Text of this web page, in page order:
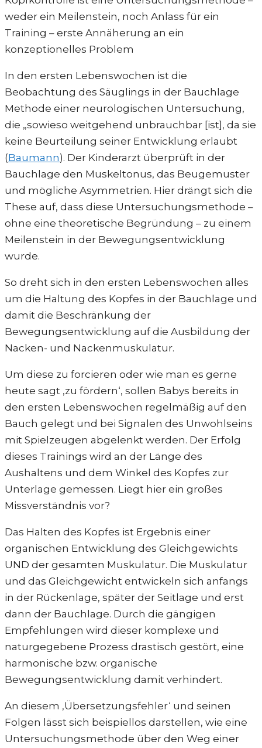
weder ein Meilenstein, noch Anlass für ein
Training – erste Annäherung an ein
konzeptionelles Problem
In den ersten Lebenswochen ist die
Beobachtung des Säuglings in der Bauchlage
Methode einer neurologischen Untersuchung,
die „sowieso weitgehend unbrauchbar [ist], da sie
keine Beurteilung seiner Entwicklung erlaubt
(Baumann). Der Kinderarzt überprüft in der
Bauchlage den Muskeltonus, das Beugemuster
und mögliche Asymmetrien. Hier drängt sich die
These auf, dass diese Untersuchungsmethode –
ohne eine theoretische Begründung – zu einem
Meilenstein in der Bewegungsentwicklung
wurde.
So dreht sich in den ersten Lebenswochen alles
um die Haltung des Kopfes in der Bauchlage und
damit die Beschränkung der
Bewegungsentwicklung auf die Ausbildung der
Nacken- und Nackenmuskulatur.
Um diese zu forcieren oder wie man es gerne
heute sagt ‚zu fördern‘, sollen Babys bereits in
den ersten Lebenswochen regelmäßig auf den
Bauch gelegt und bei Signalen des Unwohlseins
mit Spielzeugen abgelenkt werden. Der Erfolg
dieses Trainings wird an der Länge des
Aushaltens und dem Winkel des Kopfes zur
Unterlage gemessen. Liegt hier ein großes
Missverständnis vor?
Das Halten des Kopfes ist Ergebnis einer
organischen Entwicklung des Gleichgewichts
UND der gesamten Muskulatur. Die Muskulatur
und das Gleichgewicht entwickeln sich anfangs
in der Rückenlage, später der Seitlage und erst
dann der Bauchlage. Durch die gängigen
Empfehlungen wird dieser komplexe und
naturgegebene Prozess drastisch gestört, eine
harmonische bzw. organische
Bewegungsentwicklung damit verhindert.
An diesem ‚Übersetzungsfehler‘ und seinen
Folgen lässt sich beispiellos darstellen, wie eine
Untersuchungsmethode über den Weg einer